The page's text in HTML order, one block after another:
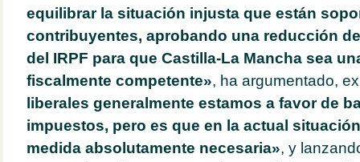
equilibrar la situación injusta que están
contribuyentes, aprobando una reducción
del IRPF para que Castilla-La Mancha sea
fiscalmente competente», ha argumentado,
liberales generalmente estamos a favor de
impuestos, pero es que en la actual
medida absolutamente necesaria», y